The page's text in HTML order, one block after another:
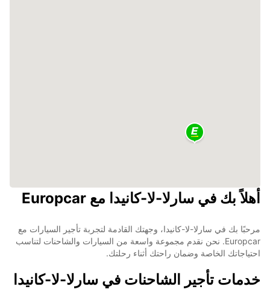
أهلاً بك في سارلا-لا-كانيدا مع Europcar
مرحبًا بك في سارلا-لا-كانيدا، وجهتك القادمة لتجربة تأجير السيارات مع
Europcar. نحن نقدم مجموعة واسعة من السيارات والشاحنات لتناسب
احتياجاتك الخاصة وضمان راحتك أثناء رحلتك.
خدمات تأجير الشاحنات في سارلا-لا-كانيدا